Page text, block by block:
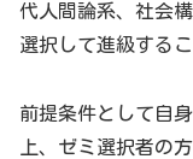
代人間論系、社会
選択して進級する
前提条件として自
上、ゼミ選択者の